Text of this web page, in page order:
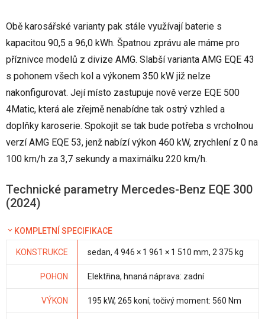
Obě karosářské varianty pak stále využívají baterie s
kapacitou 90,5 a 96,0 kWh. Špatnou zprávu ale máme pro
příznivce modelů z divize AMG. Slabší varianta AMG EQE 43
s pohonem všech kol a výkonem 350 kW již nelze
nakonfigurovat. Její místo zastupuje nově verze EQE 500
4Matic, která ale zřejmě nenabídne tak ostrý vzhled a
doplňky karoserie. Spokojit se tak bude potřeba s vrcholnou
verzí AMG EQE 53, jenž nabízí výkon 460 kW, zrychlení z 0 na
100 km/h za 3,7 sekundy a maximálku 220 km/h.
Technické parametry Mercedes-Benz EQE 300
(2024)
KOMPLETNÍ SPECIFIKACE
KONSTRUKCE sedan, 4 946 × 1 961 × 1 510 mm, 2 375 kg
POHON Elektřina, hnaná náprava: zadní
VÝKON 195 kW, 265 koní, točivý moment: 560 Nm